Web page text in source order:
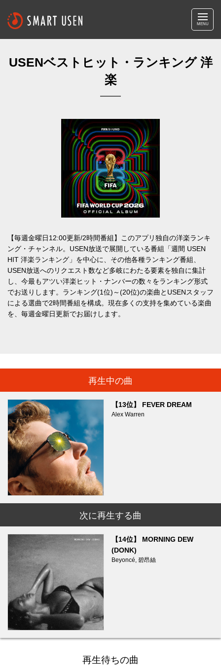
MENU
USENベストヒット・ランキング 洋
楽
【毎週金曜日12:00更新/2時間番組】このアプリ独自の洋楽ランキ
ング・チャンネル。USEN放送で展開している番組「週間 USEN
HIT 洋楽ランキング」を中心に、その他各種ランキング番組、
USEN放送へのリクエスト数など多岐にわたる要素を独自に集計
し、今最もアツい洋楽ヒット・ナンバーの数々をランキング形式
でお送りします。ランキング(1位)～(20位)の楽曲とUSENスタッフ
による選曲で2時間番組を構成。現在多くの支持を集めている楽曲
を、毎週金曜日更新でお届けします。
再生中の曲
【13位】 FEVER DREAM
Alex Warren
次に再生する曲
【14位】 MORNING DEW
(DONK)
Beyoncé, 碧昂絲
再生待ちの曲